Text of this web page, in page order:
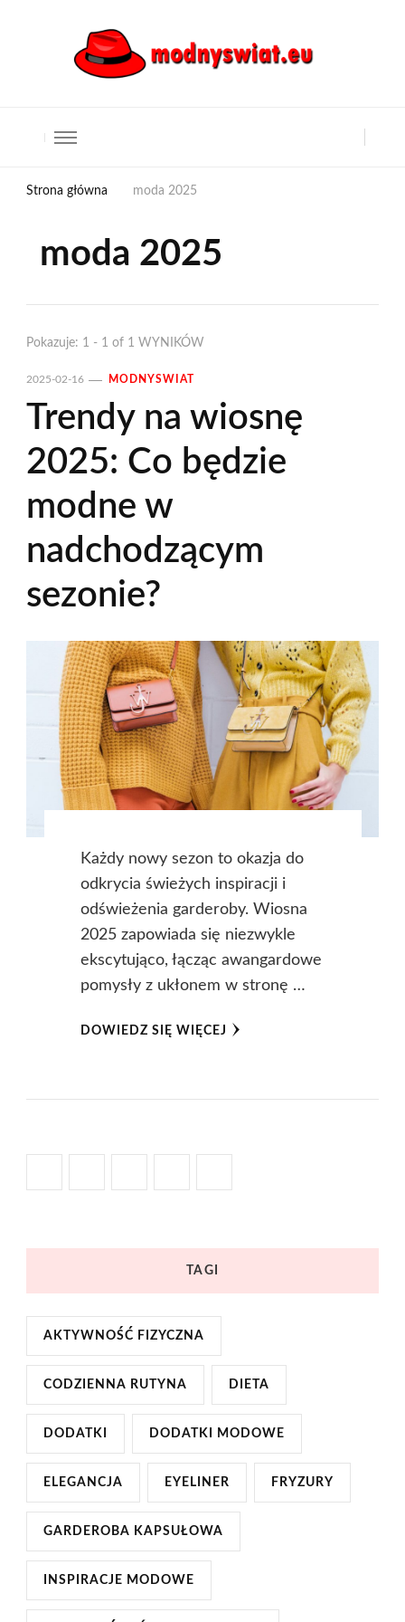
Strona główna moda 2025
moda 2025
Pokazuje: 1 - 1 of 1 WYNIKÓW
2025-02-16 MODNYSWIAT
Trendy na wiosnę
2025: Co będzie
modne w
nadchodzącym
sezonie?
Każdy nowy sezon to okazja do
odkrycia świeżych inspiracji i
odświeżenia garderoby. Wiosna
2025 zapowiada się niezwykle
ekscytująco, łącząc awangardowe
pomysły z ukłonem w stronę …
DOWIEDZ SIĘ WIĘCEJ
TAGI
AKTYWNOŚĆ FIZYCZNA
CODZIENNA RUTYNA DIETA
DODATKI DODATKI MODOWE
ELEGANCJA EYELINER FRYZURY
GARDEROBA KAPSUŁOWA
INSPIRACJE MODOWE